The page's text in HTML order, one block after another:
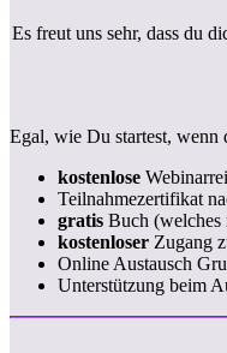
Es freut uns sehr, dass du
Egal, wie Du startest, wenn
kostenlose
Teilnahmezertifikat
gratis Buch (welches
kostenloser Zugang
Online Austausch
Unterstützung beim